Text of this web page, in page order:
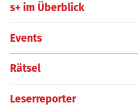
s+ im Überblick
Events
Rätsel
Leserreporter